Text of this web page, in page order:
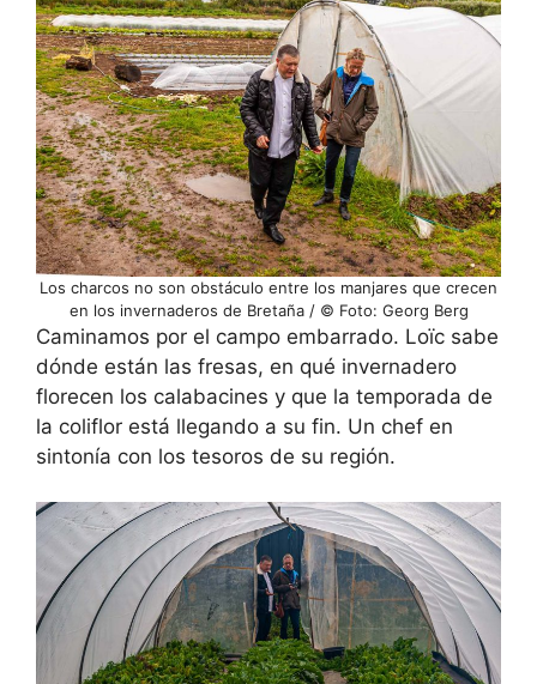
Los charcos no son obstáculo entre los manjares que crecen
en los invernaderos de Bretaña / © Foto: Georg Berg
Caminamos por el campo embarrado. Loïc sabe
dónde están las fresas, en qué invernadero
florecen los calabacines y que la temporada de
la coliflor está llegando a su fin. Un chef en
sintonía con los tesoros de su región.